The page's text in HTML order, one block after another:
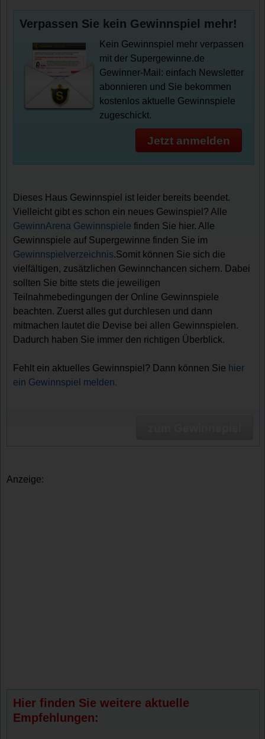
Verpassen Sie kein Gewinnspiel mehr!
Kein Gewinnspiel mehr verpassen
mit der Supergewinne.de
Gewinner-Mail: einfach Newsletter
abonnieren und Sie bekommen
kostenlos aktuelle Gewinnspiele
zugeschickt.
Jetzt anmelden
Dieses Haus Gewinnspiel ist leider bereits beendet.
Vielleicht gibt es schon ein neues Gewinspiel? Alle
GewinnArena Gewinnspiele finden Sie hier. Alle
Gewinnspiele auf Supergewinne finden Sie im
Gewinnspielverzeichnis.Somit können Sie sich die
vielfältigen, zusätzlichen Gewinnchancen sichern. Dabei
sollten Sie bitte stets die jeweiligen
Teilnahmebedingungen der Online Gewinnspiele
beachten. Zuerst alles gut durchlesen und dann
mitmachen lautet die Devise bei allen Gewinnspielen.
Dadurch haben Sie immer den richtigen Überblick.
Fehlt ein aktuelles Gewinnspiel? Dann können Sie hier
ein Gewinnspiel melden.
Anzeige:
Hier finden Sie weitere aktuelle
Empfehlungen: